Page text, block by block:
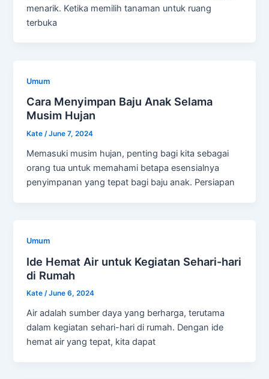
menarik. Ketika memilih tanaman untuk ruang
terbuka
Umum
Cara Menyimpan Baju Anak Selama
Musim Hujan
Kate/June 7, 2024
Memasuki musim hujan, penting bagi kita sebagai
orang tua untuk memahami betapa esensialnya
penyimpanan yang tepat bagi baju anak. Persiapan
Umum
Ide Hemat Air untuk Kegiatan Sehari-hari
di Rumah
Kate/June 6, 2024
Air adalah sumber daya yang berharga, terutama
dalam kegiatan sehari-hari di rumah. Dengan ide
hemat air yang tepat, kita dapat